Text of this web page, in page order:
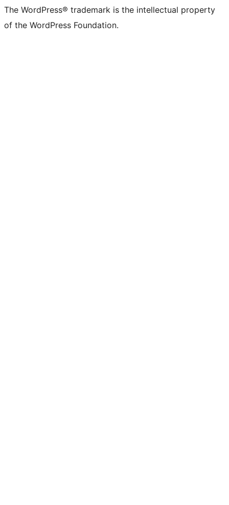
The WordPress® trademark is the intellectual property
of the WordPress Foundation.